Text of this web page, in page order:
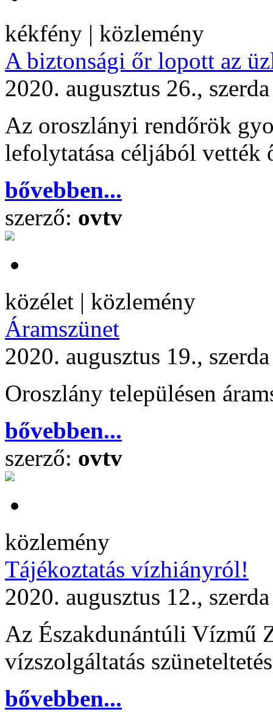
kékfény | közlemény
A biztonsági őr lopott az
2020. augusztus 26.,
Az oroszlányi rendőrök
lefolytatása céljából vették
bővebben...
szerző: ovtv
közélet | közlemény
Áramszünet
2020. augusztus 19.,
Oroszlány településen
bővebben...
szerző: ovtv
közlemény
Tájékoztatás vízhiányról!
2020. augusztus 12.,
Az Északdunántúli Vízmű
vízszolgáltatás
bővebben...